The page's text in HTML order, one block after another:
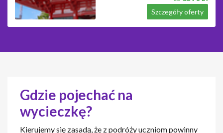
Szczegóły oferty
Gdzie pojechać na
wycieczkę?
Kierujemy się zasadą, że z podróży uczniom powinny